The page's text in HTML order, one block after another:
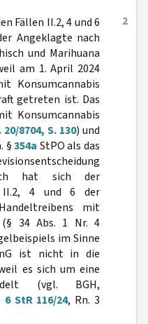
2
Fällen II.2, 4 und 6
Angeklagte nach
und Marihuana
am 1. April 2024
Konsumcannabis
getreten ist. Das
Konsumcannabis
8704, S. 130) und
§354a StPO als das
hat sich der
II.2, 4 und 6 der
mit
(§ 34 Abs. 1 Nr. 4
im Sinne
ist nicht in die
es sich um eine
(vgl. BGH,
6 StR 116/24, Rn. 3